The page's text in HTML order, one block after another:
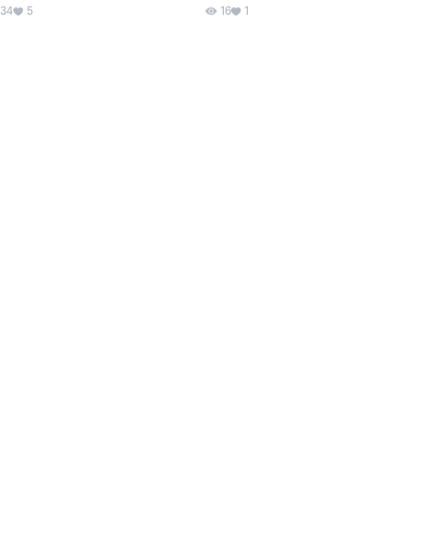
34
5
16
1